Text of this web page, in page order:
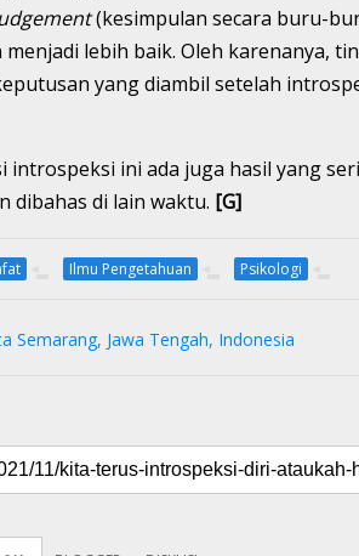
(kesimpulan secara buru-
lebih baik. Oleh karenanya,
yang diambil setelah
introspeksi ini ada juga hasil yang
dibahas di lain waktu. [G]
Ilmu Pengetahuan Psikologi
Semarang, Jawa Tengah, Indonesia